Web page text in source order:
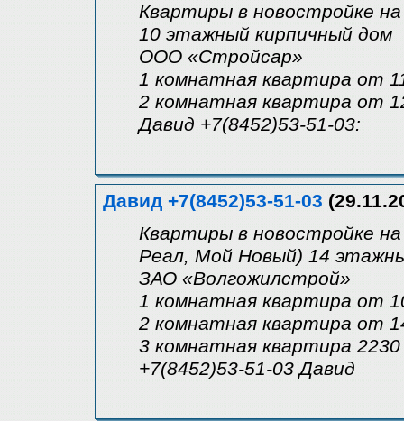
Квартиры в новостройке
10 этажный кирпичный дом
ООО «Стройсар»
1 комнатная квартира от
2 комнатная квартира от
Давид +7(8452)53-51-03:
Давид +7(8452)53-51-03
Квартиры в новостройке
Реал, Мой Новый) 14
ЗАО «Волгожилстрой»
1 комнатная квартира от
2 комнатная квартира от
3 комнатная квартира
+7(8452)53-51-03 Давид